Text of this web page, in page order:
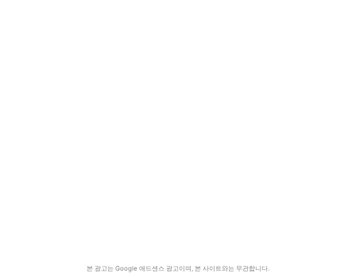
본 광고는 Google 애드센스 광고이며, 본 사이트와는 무관합니다.